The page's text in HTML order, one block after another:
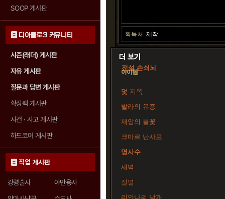
SOOP 게시판
디아블로3 커뮤니티
시즌(래더) 게시판
자유 게시판
질문과 답변 게시판
확장팩 게시판
사건 · 사고 게시판
하드코어 게시판
직업 게시판
강령술사
야만용사
획득처: 제작
전설 손쇠뇌
아이템
덫 지옥
발라의 유증
재앙의 불꽃
크마르 난사포
명사수
새벽
절멸
리안나의 날개